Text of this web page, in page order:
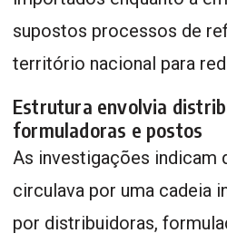
supostos processos de
território nacional para
Estrutura envolvia
formuladoras e postos
As investigações indicam
circulava por uma cadeia
por distribuidoras,